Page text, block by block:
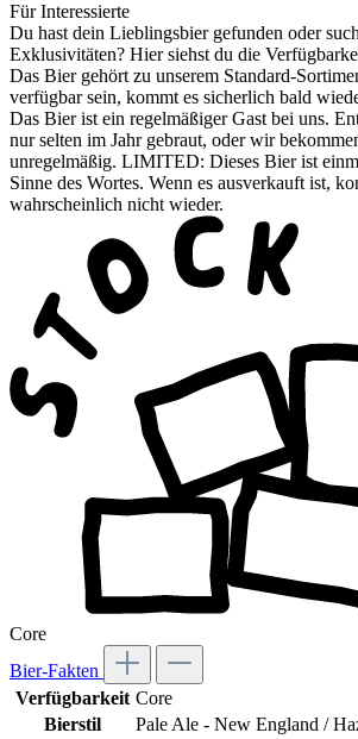
Für Interessierte
Du hast dein Lieblingsbier gefunden oder
Exklusivitäten? Hier siehst du die
Das Bier gehört zu unserem Standard-
verfügbar sein, kommt es sicherlich bald
Das Bier ist ein regelmäßiger Gast bei uns.
nur selten im Jahr gebraut, oder wir
unregelmäßig. LIMITED: Dieses Bier ist
Sinne des Wortes. Wenn es ausverkauft ist,
wahrscheinlich nicht wieder.
Core
Bier-Fakten
Verfügbarkeit Core
Bierstil
Pale Ale - New England /